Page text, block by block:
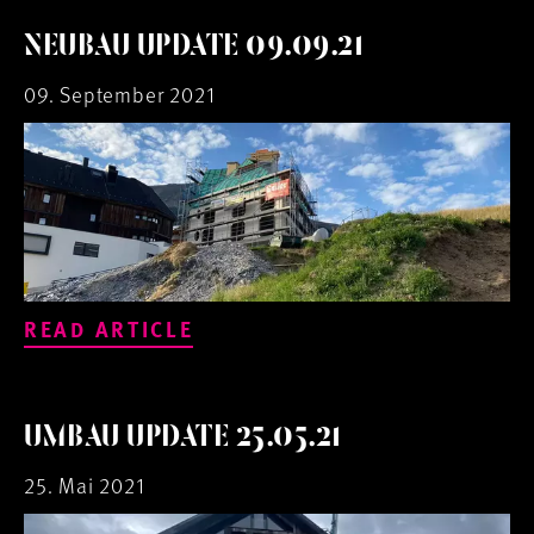
NEUBAU UPDATE 09.09.21
09. September 2021
READ ARTICLE
UMBAU UPDATE 25.05.21
25. Mai 2021